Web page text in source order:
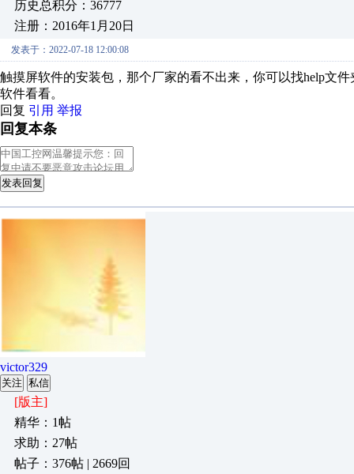
历史总积分：36777
注册：2016年1月20日
发表于：2022-07-18 12:00:08
触摸屏软件的安装包，那个厂家的看不出来，你可以找help文
软件看看。
回复 引用 举报
回复本条
发表回复
victor329
关注 私信
[版主]
精华：1帖
求助：27帖
帖子：376帖 | 2669回